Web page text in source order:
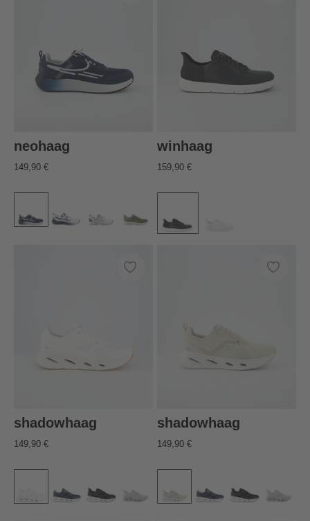
neohaag
149,90 €
winhaag
159,90 €
shadowhaag
149,90 €
shadowhaag
149,90 €